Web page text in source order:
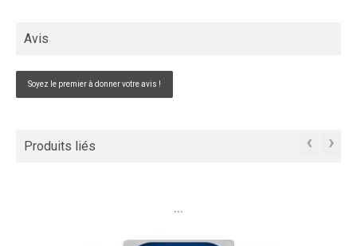
Avis
Soyez le premier à donner votre avis !
Produits liés ‹ ›
```